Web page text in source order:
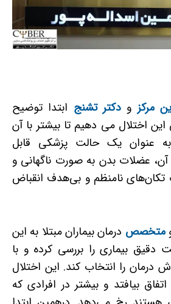
مرکز و دکتر تشنج ابتدا توضیح
اختلال می دهیم تا بیشتر با آن
به عنوان یک حالت پزشکی قابل
عضلات بدن به صورت ناگهانی و
نامنظم و بی‌هدف انقباض
متخصص درمان بیماران مبتلا به این
دقیق بیماری را بررسی کرده و با
درمان را انتخاب کند. این اختلال
بیافتد و بیشتر در افرادی که